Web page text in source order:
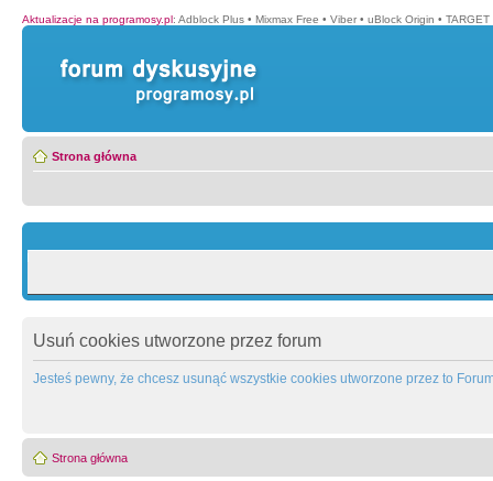
Aktualizacje na programosy.pl: Adblock Plus • Mixmax Free • Viber • uBlock Origin •
Strona główna
Usuń cookies utworzone przez forum
Jesteś pewny, że chcesz usunąć wszystkie cookies utworzone przez to
Strona główna